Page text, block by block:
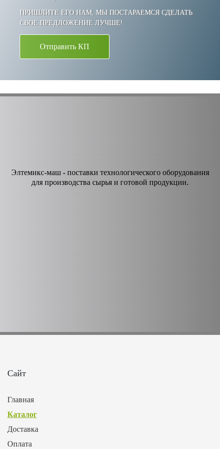
ПРИШЛИТЕ ЕГО НАМ, МЫ ПОСТАРАЕМСЯ СДЕЛАТЬ
СВОЕ ПРЕДЛОЖЕНИЕ ЛУЧШЕ!
Отправить КП
Элтемикс-маш - поставки технологического оборудования
для производства сырья и готовой продукции.
Сайт
Главная
Каталог
Доставка
Оплата